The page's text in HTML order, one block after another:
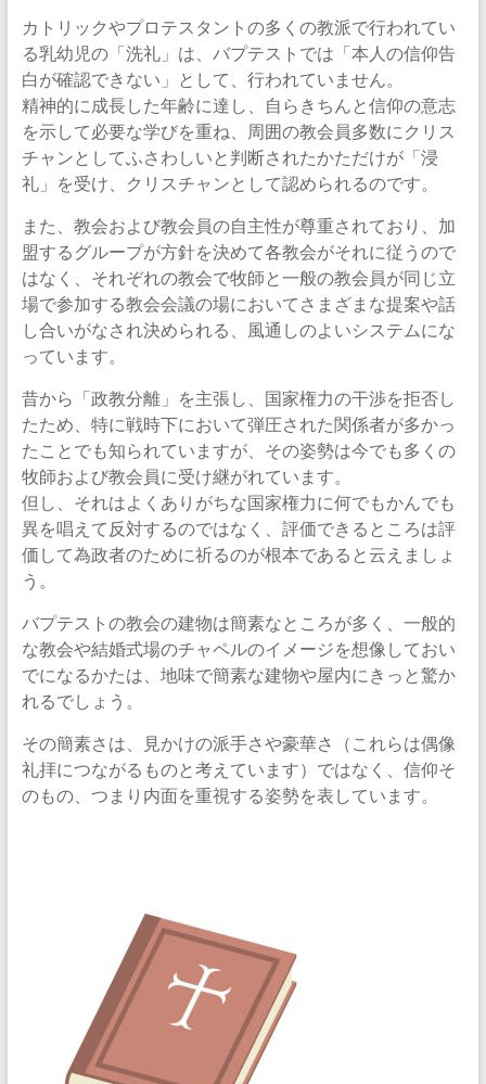
カトリックやプロテスタントの多くの教派で行われてい
る乳幼児の「洗礼」は、バプテストでは「本人の信仰告
白が確認できない」として、行われていません。
精神的に成長した年齢に達し、自らきちんと信仰の意志
を示して必要な学びを重ね、周囲の教会員多数にクリス
チャンとしてふさわしいと判断されたかただけが「浸
礼」を受け、クリスチャンとして認められるのです。
また、教会および教会員の自主性が尊重されており、加
盟するグループが方針を決めて各教会がそれに従うので
はなく、それぞれの教会で牧師と一般の教会員が同じ立
場で参加する教会会議の場においてさまざまな提案や話
し合いがなされ決められる、風通しのよいシステムにな
っています。
昔から「政教分離」を主張し、国家権力の干渉を拒否し
たため、特に戦時下において弾圧された関係者が多かっ
たことでも知られていますが、その姿勢は今でも多くの
牧師および教会員に受け継がれています。
但し、それはよくありがちな国家権力に何でもかんでも
異を唱えて反対するのではなく、評価できるところは評
価して為政者のために祈るのが根本であると云えましょ
う。
バプテストの教会の建物は簡素なところが多く、一般的
な教会や結婚式場のチャペルのイメージを想像しておい
でになるかたは、地味で簡素な建物や屋内にきっと驚か
れるでしょう。
その簡素さは、見かけの派手さや豪華さ（これらは偶像
礼拝につながるものと考えています）ではなく、信仰そ
のもの、つまり内面を重視する姿勢を表しています。